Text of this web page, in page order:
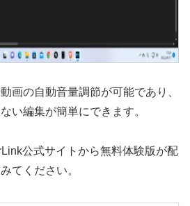
画の自動音量調節が可能であり、
い編集が簡単にできます。
公式サイトから無料体験版が配
てください。